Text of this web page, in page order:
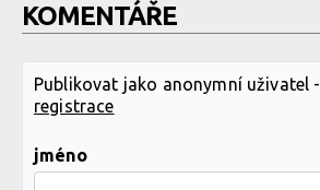
KOMENTÁŘE
Publikovat jako anonymní uživatel -
registrace
jméno